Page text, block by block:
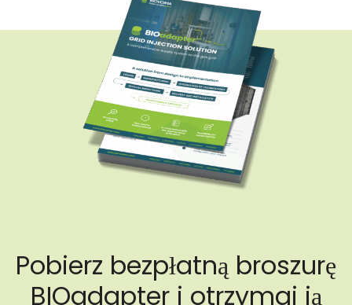
Pobierz bezpłatną broszurę
BIOadapter i otrzymaj ją